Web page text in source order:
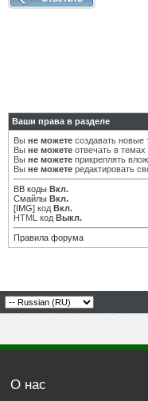
Ваши права в разделе
Вы не можете создавать новые
Вы не можете отвечать в темах
Вы не можете прикреплять
Вы не можете редактировать
BB коды Вкл.
Смайлы Вкл.
[IMG] код Вкл.
HTML код Выкл.
Правила форума
О нас